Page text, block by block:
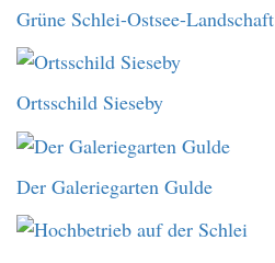
Grüne Schlei-Ostsee-Landschaft
Ortsschild Sieseby
Der Galeriegarten Gulde